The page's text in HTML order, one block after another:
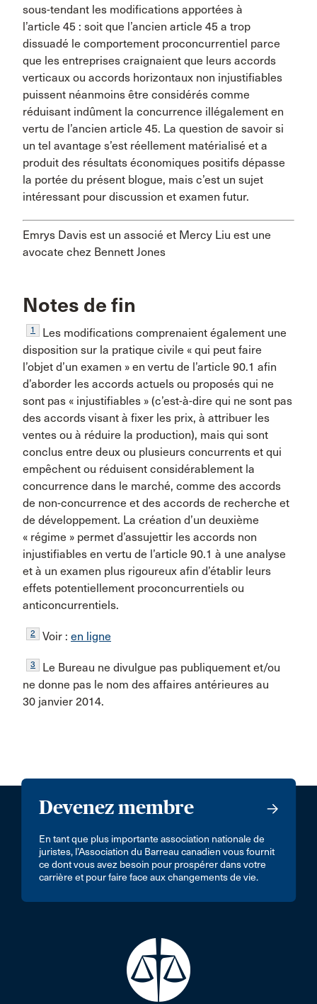
sous-tendant les modifications apportées à
l’article 45 : soit que l’ancien article 45 a trop
dissuadé le comportement proconcurrentiel parce
que les entreprises craignaient que leurs accords
verticaux ou accords horizontaux non injustifiables
puissent néanmoins être considérés comme
réduisant indûment la concurrence illégalement en
vertu de l’ancien article 45. La question de savoir si
un tel avantage s’est réellement matérialisé et a
produit des résultats économiques positifs dépasse
la portée du présent blogue, mais c’est un sujet
intéressant pour discussion et examen futur.
Emrys Davis est un associé et Mercy Liu est une
avocate chez Bennett Jones
Notes de fin
1
Les modifications comprenaient également une
disposition sur la pratique civile « qui peut faire
l’objet d’un examen » en vertu de l’article 90.1 afin
d’aborder les accords actuels ou proposés qui ne
sont pas « injustifiables » (c’est-à-dire qui ne sont pas
des accords visant à fixer les prix, à attribuer les
ventes ou à réduire la production), mais qui sont
conclus entre deux ou plusieurs concurrents et qui
empêchent ou réduisent considérablement la
concurrence dans le marché, comme des accords
de non-concurrence et des accords de recherche et
de développement. La création d’un deuxième
« régime » permet d’assujettir les accords non
injustifiables en vertu de l’article 90.1 à une analyse
et à un examen plus rigoureux afin d’établir leurs
effets potentiellement proconcurrentiels ou
anticoncurrentiels.
2 Voir : en ligne
3
Le Bureau ne divulgue pas publiquement et/ou
ne donne pas le nom des affaires antérieures au
30 janvier 2014.
Devenez membre
En tant que plus importante association nationale de
juristes, l’Association du Barreau canadien vous fournit
ce dont vous avez besoin pour prospérer dans votre
carrière et pour faire face aux changements de vie.